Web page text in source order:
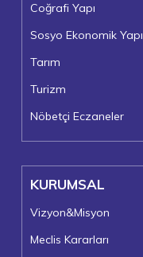
Coğrafi Yapı
Sosyo Ekonomik Yapı
Tarım
Turizm
Nöbetçi Eczaneler
KURUMSAL
Vizyon&Misyon
Meclis Kararları